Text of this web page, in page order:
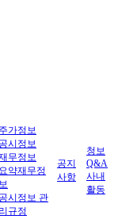
주가정보
공시정보
무정보
요약재무정
보
공시정보 관
리규정
공지
사항
청보
Q&A
사내
활동